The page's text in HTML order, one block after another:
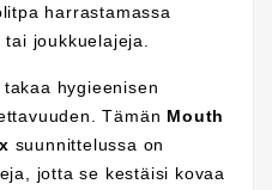
harrastamassa
joukkuelajeja.
hygieenisen
Tämän Mouth
suunnittelussa on
jotta se kestäisi kovaa